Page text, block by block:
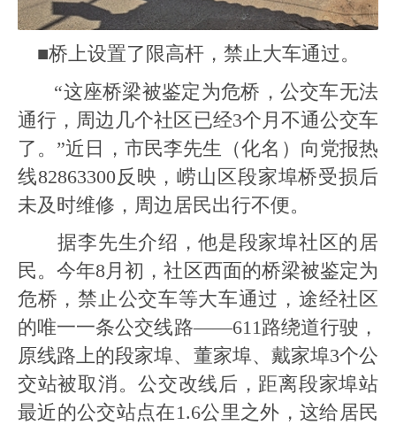
■桥上设置了限高杆，禁止大车通过。
“这座桥梁被鉴定为危桥，公交车无法
通行，周边几个社区已经3个月不通公交车
了。”近日，市民李先生（化名）向党报热
线82863300反映，崂山区段家埠桥受损后
未及时维修，周边居民出行不便。
据李先生介绍，他是段家埠社区的居
民。今年8月初，社区西面的桥梁被鉴定为
危桥，禁止公交车等大车通过，途经社区
的唯一一条公交线路——611路绕道行驶，
原线路上的段家埠、董家埠、戴家埠3个公
交站被取消。公交改线后，距离段家埠站
最近的公交站点在1.6公里之外，这给居民